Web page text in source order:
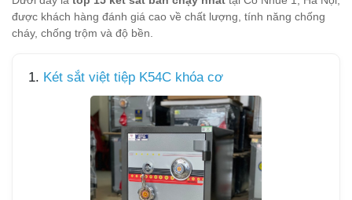
được khách hàng đánh giá cao về chất lượng, tính năng chống
cháy, chống trộm và độ bền.
1. Két sắt việt tiệp K54C khóa cơ